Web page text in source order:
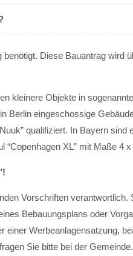
Diese Bauantrag wird
kleinere Objekte in
Berlin eingeschossige
qualifiziert. In Bayern sind
“Copenhagen XL” mit Maße 4
Vorschriften
Bebauungsplans oder
einer Werbeanlagensatzung,
Sie bitte bei der Gemeinde.